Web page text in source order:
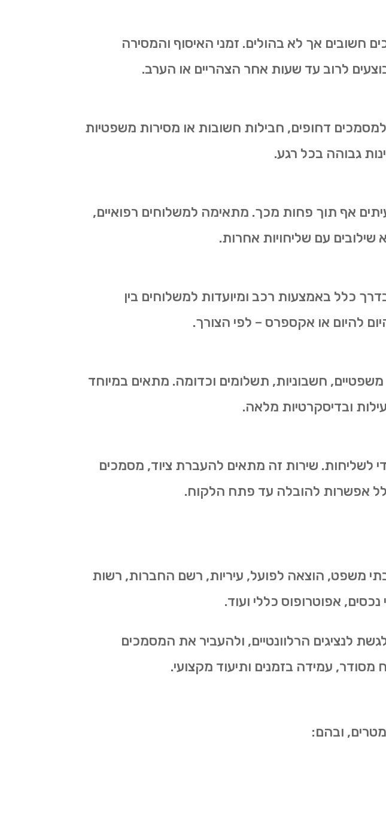
חשובים אך לא בהולים. זמני האיסוף והמסירה
לרוב עד שעות אחר הצהריים או הערב.
מתאימה למסמכים דחופים, חבילות חשובות או מסירות משפטיות
גבוהה בכל רגע.
אף תוך פחות מכך. מתאימה למשלוחים רפואיים,
שילובים עם שליחויות אחרות.
כלל באמצעות רכב ומיועדות למשלוחים בין
להיום או אקספרס – לפי הצורך.
חשבוניות, תשלומים וכדומה. מתאים במיוחד
ובדיסקרטיות מלאה.
לשליחות. שירות זה מתאים להעברת ציוד, מסמכים
משפט, הוצאה לפועל, עיריות, רשם החברות, רשות
אפוטרופוס כללי ועוד.
לנציגים הרלוונטיים, ולהעביר את המסמכים
מסודר, עמידה בזמנים ותיעוד מקצועי.
ובהם: